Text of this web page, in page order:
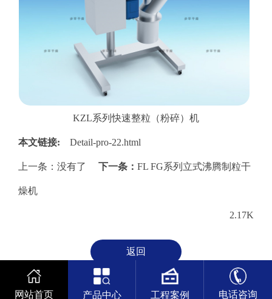
KZL系列快速整粒（粉碎）机
本文链接: Detail-pro-22.html
上一条：没有了下一条：FL FG系列立式沸腾制粒干
燥机
2.17K
网站首页 产品中心 工程案例 电话咨询